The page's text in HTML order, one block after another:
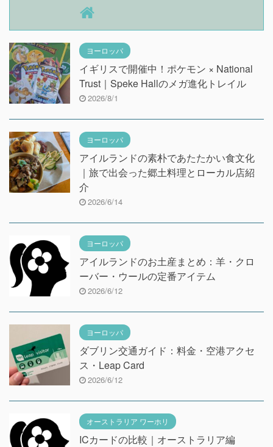
ヨーロッパ
イギリスで開催中！ポケモン × National
Trust｜Speke Hallのメガ進化トレイル
2026/8/1
ヨーロッパ
アイルランドの素朴であたたかい食文化
｜旅で出会った郷土料理とローカル店紹
介
2026/6/14
ヨーロッパ
アイルランドのお土産まとめ：羊・クロ
ーバー・ウールの定番アイテム
2026/6/12
ヨーロッパ
ダブリン交通ガイド：料金・空港アクセ
ス・Leap Card
2026/6/12
オーストラリア ワーホリ
ICカードの比較｜オーストラリア編